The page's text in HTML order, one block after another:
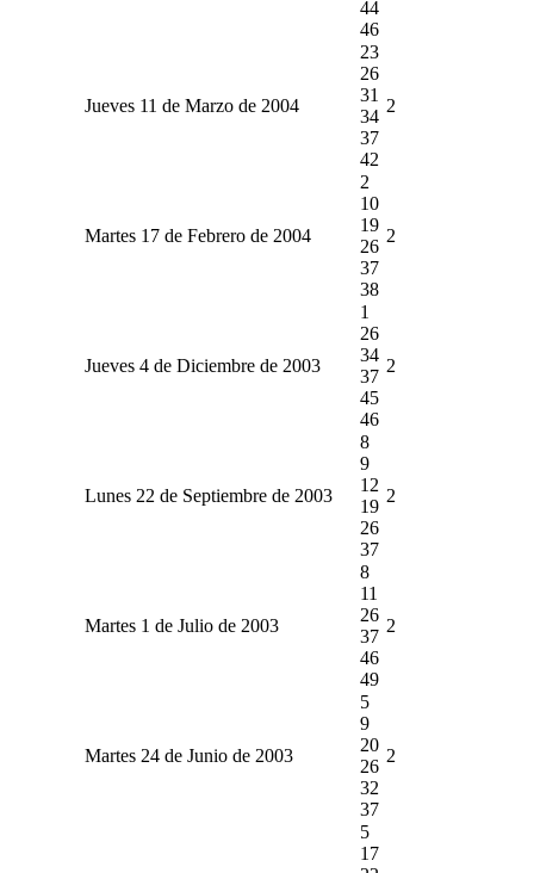
44
46
Jueves 11 de Marzo de 2004
23
26
31
34
37
42
2
Martes 17 de Febrero de 2004
2
10
19
26
37
38
2
Jueves 4 de Diciembre de 2003
1
26
34
37
45
46
2
Lunes 22 de Septiembre de 2003
8
9
12
19
26
37
2
Martes 1 de Julio de 2003
8
11
26
37
46
49
2
Martes 24 de Junio de 2003
5
9
20
26
32
37
2
5
17